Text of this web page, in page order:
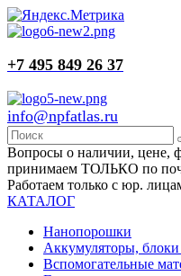
+7 495 849 26 37
info@npfatlas.ru
Вопросы о наличии, цене,
принимаем ТОЛЬКО по
Работаем только с юр.
КАТАЛОГ
Нанопорошки
Аккумуляторы,
Вспомогательные